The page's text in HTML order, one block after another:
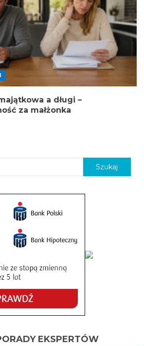
a długi –
za małżonka
EKSPERTÓW